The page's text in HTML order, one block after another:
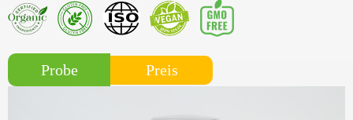
Probe Preis